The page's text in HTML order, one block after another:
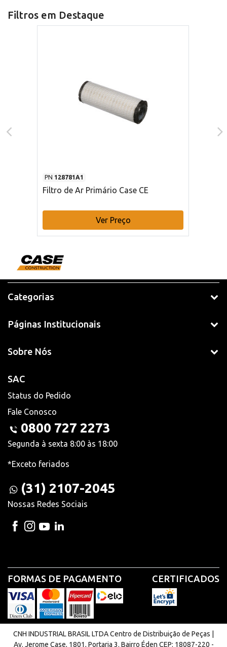
Filtros em Destaque
PN 128781A1
Filtro de Ar Primário Case CE
Ver Preço
Categorias
Páginas Institucionais
Sobre Nós
SAC
Status do Pedido
Fale Conosco
0800 727 2273
Segunda à sexta 8:00 às 18:00
*Exceto feriados
(31) 2107-2045
Nossas Redes Sociais
FORMAS DE PAGAMENTO CERTIFICADOS
CNH INDUSTRIAL BRASIL LTDA Centro de Distribuição de Peças |
Av. Jerome Case, 1801, Portaria 3. Bairro Éden CEP: 18087-220 -